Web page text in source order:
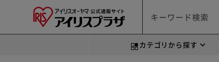
カテゴリから探す